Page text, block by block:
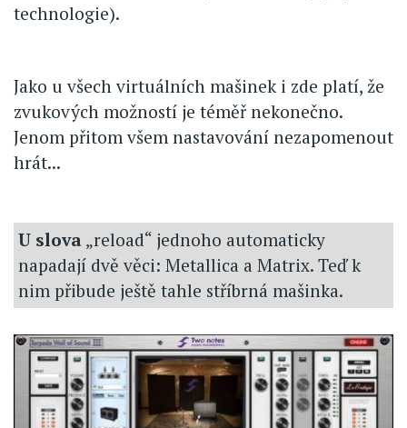
technologie).
Jako u všech virtuálních mašinek i zde platí, že
zvukových možností je téměř nekonečno.
Jenom přitom všem nastavování nezapomenout
hrát...
U slova „reload“ jednoho automaticky
napadají dvě věci: Metallica a Matrix. Teď k
nim přibude ještě tahle stříbrná mašinka.